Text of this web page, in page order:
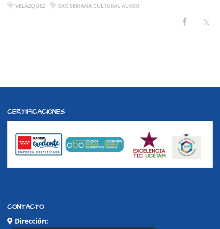
VELÁZQUEZ
XXX SEMANA CULTURAL ALKOR
CERTIFICACIONES
CONTACTO
Dirección: